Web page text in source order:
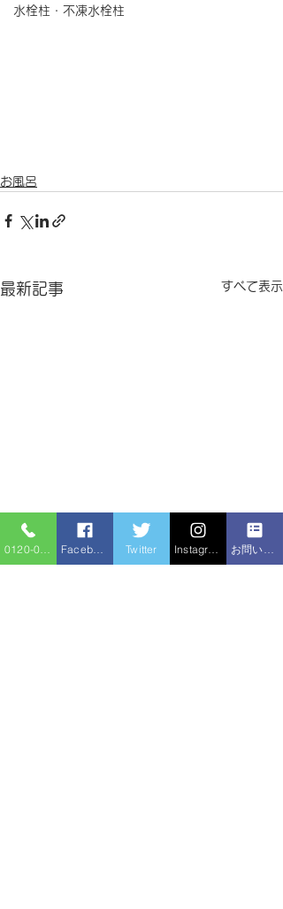
水栓柱・不凍水栓柱
お風呂
最新記事 すべて表示
Twitter